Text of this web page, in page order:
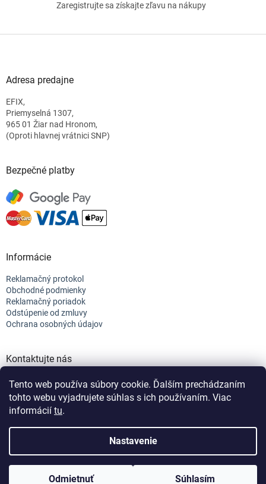
Tento web používa súbory cookie. Ďalším prechádzaním
tohto webu vyjadrujete súhlas s ich používaním. Viac
informácií tu.
Nastavenie
Odmietnuť Súhlasím
Zaregistrujte sa získajte zľavu na nákupy
Adresa predajne
EFIX,
Priemyselná 1307,
965 01 Žiar nad Hronom,
(Oproti hlavnej vrátnici SNP)
Bezpečné platby
Informácie
Reklamačný protokol
Obchodné podmienky
Reklamačný poriadok
Odstúpenie od zmluvy
Ochrana osobných údajov
Kontaktujte nás
+421 944 682 154
info@efix.top
. Všetky práva vyhradené.
cookiesNastavenie | Úprava | Custom =Netmedia s.r.o.